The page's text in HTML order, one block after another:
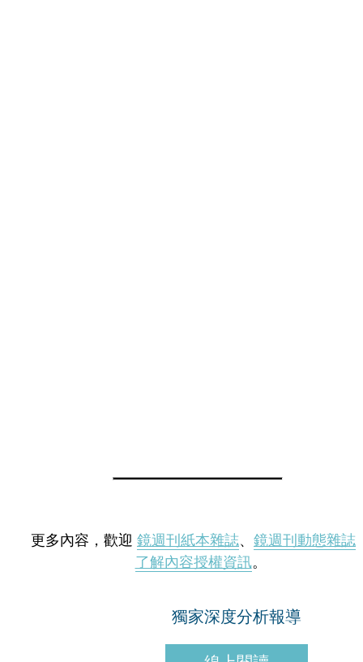
更多內容，歡迎 鏡週刊紙本雜誌、 鏡週刊動態雜誌
了解內容授權資訊。
獨家深度分析報導